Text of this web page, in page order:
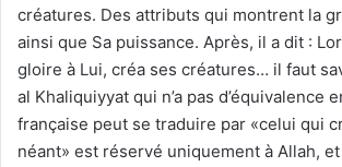
créatures. Des attributs qui montrent la
ainsi que Sa puissance. Après, il a dit :
gloire à Lui, créa ses créatures… il faut
al Khaliquiyyat qui n’a pas d’équivalence
française peut se traduire par «celui qui
néant» est réservé uniquement à Allah,